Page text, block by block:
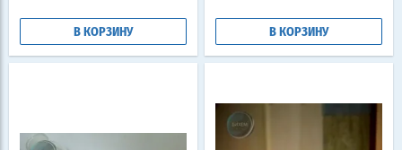
В КОРЗИНУ В КОРЗИНУ